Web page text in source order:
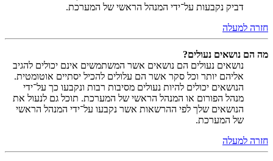
דביק נקבעות על־ידי המנהל הראשי של המערכת.
חזרה למעלה
מה הם נושאים נעולים?
נושאים נעולים הם נושאים אשר המשתמשים אינם יכולים להגיב
אליהם יותר וכל סקר אשר הם עלולים להכיל יסתיים אוטומטית.
הנושאים יכולים להיות נעולים מסיבות רבות ונקבעו כך על־ידי
מנהל הפורום או המנהל הראשי של המערכת. תוכל גם לנעול את
הנושאים שלך לפי ההרשאות אשר נקבעו על־ידי המנהל הראשי
של המערכת.
חזרה למעלה